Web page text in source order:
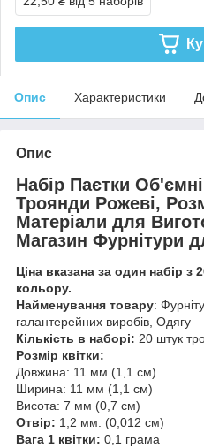
Опис Характеристики
Опис
Набір Паєтки
Троянди Рожеві,
Матеріали для
Магазин Фурнітури
Ціна вказана за один набір з
кольору.
Найменування товару:
галантерейних виробів, Одягу
Кількість в наборі: 20 штук
Розмір квітки:
Довжина: 11 мм (1,1 см)
Ширина: 11 мм (1,1 см)
Висота: 7 мм (0,7 см)
Отвір: 1,2 мм. (0,012 см)
Вага 1 квітки: 0,1 грама